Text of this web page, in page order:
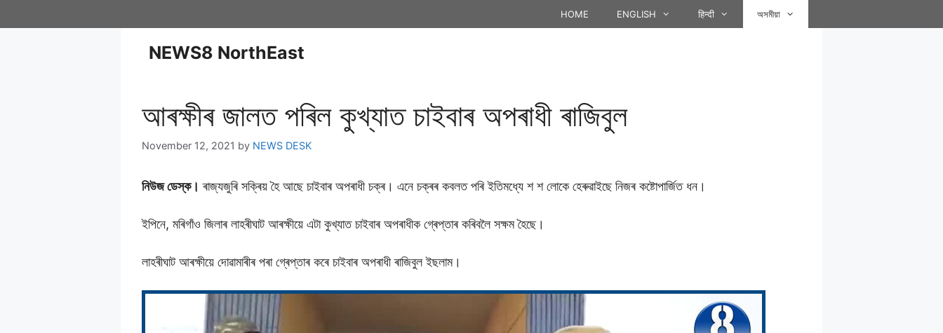
HOME ENGLISH हिन्दी অসমীয়া
NEWS8 NorthEast
আৰক্ষীৰ জালত পৰিল কুখ্যাত চাইবাৰ অপৰাধী ৰাজিবুল
November 12, 2021 by NEWS DESK
নিউজ ডেস্ক। ৰাজ্যজুৰি সক্ৰিয় হৈ আছে চাইবাৰ অপৰাধী চক্ৰ। এনে চক্ৰৰ কবলত পৰি ইতিমধ্যে শ শ লােকে হেৰুৱাইছে নিজৰ কষ্টােপাৰ্জিত ধন।
ইপিনে, মৰিগাঁও জিলাৰ লাহৰীঘাট আৰক্ষীয়ে এটা কুখ্যাত চাইবাৰ অপৰাধীক গ্ৰেপ্তাৰ কৰিবলৈ সক্ষম হৈছে।
লাহৰীঘাট আৰক্ষীয়ে দোৱামাৰীৰ পৰা গ্ৰেপ্তাৰ কৰে চাইবাৰ অপৰাধী ৰাজিবুল ইছলাম।